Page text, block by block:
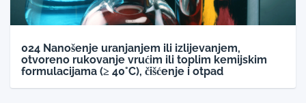
024 Nanošenje uranjanjem ili izlijevanjem,
otvoreno rukovanje vrućim ili toplim kemijskim
formulacijama (≥ 40°C), čišćenje i otpad